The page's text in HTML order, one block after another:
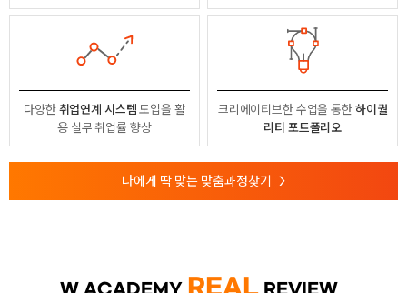
다양한취업연계 시스템도입을 활
용실무 취업률 향상
크리에이티브한 수업을 통한하이퀄
리티 포트폴리오
나에게 딱 맞는 맞춤과정찾기 >